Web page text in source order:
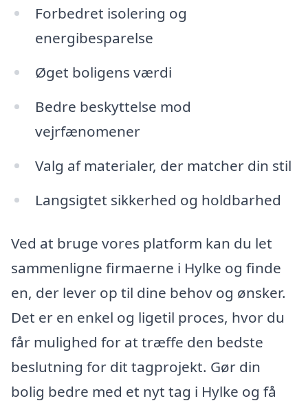
Forbedret isolering og
energibesparelse
Øget boligens værdi
Bedre beskyttelse mod
vejrfænomener
Valg af materialer, der matcher din stil
Langsigtet sikkerhed og holdbarhed
Ved at bruge vores platform kan du let
sammenligne firmaerne i Hylke og finde
en, der lever op til dine behov og ønsker.
Det er en enkel og ligetil proces, hvor du
får mulighed for at træffe den bedste
beslutning for dit tagprojekt. Gør din
bolig bedre med et nyt tag i Hylke og få